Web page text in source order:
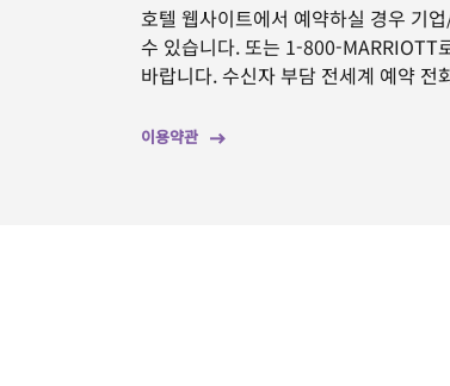
호텔 웹사이트에서 예약하실 경우 기
수 있습니다. 또는 1-800-MARRIOTT
바랍니다. 수신자 부담 전세계 예약 전
이용약관